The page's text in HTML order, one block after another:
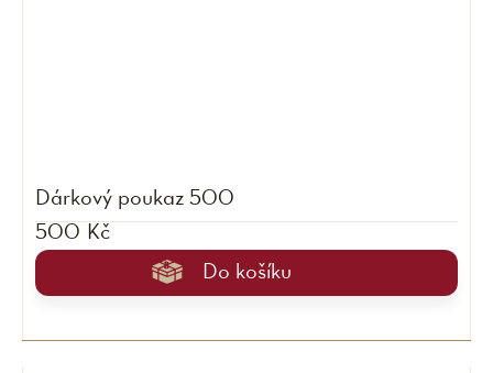
Dárkový poukaz 500
500 Kč
Do košíku